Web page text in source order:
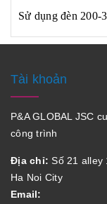
Sử dụng đèn 200-
Tài khoản
P&A GLOBAL JSC
công trình
Địa chỉ: Số 21 alley
Ha Noi City
Email: